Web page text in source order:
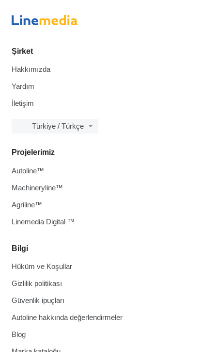
Şirket
Hakkımızda
Yardım
İletişim
Türkiye / Türkçe
Bilgi
Hüküm ve Koşullar
Gizlilik politikası
Güvenlik ipuçları
Autoline hakkında değerlendirmeler
Blog
Projelerimiz
Autoline™
Machineryline™
Agriline™
Linemedia Digital ™